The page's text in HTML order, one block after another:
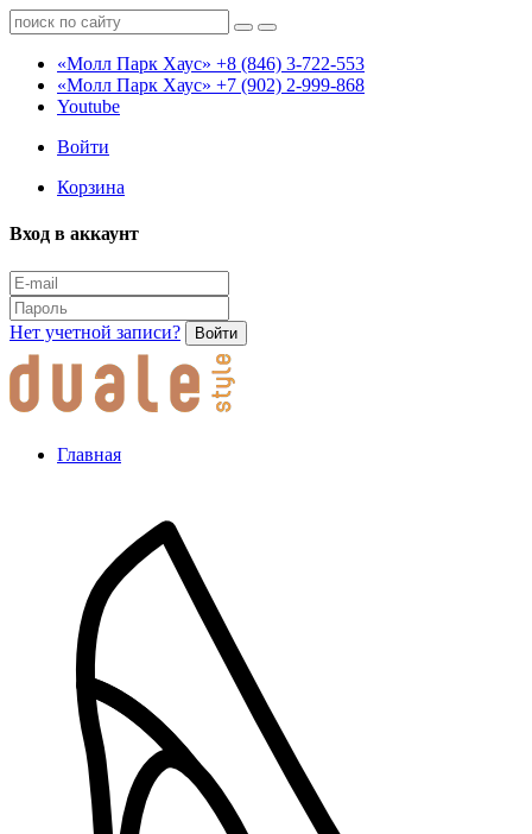
«Молл Парк Хаус» +8 (846) 3-722-553
«Молл Парк Хаус» +7 (902) 2-999-868
Youtube
Войти
Корзина
Вход в аккаунт
Нет учетной записи? Войти
Главная